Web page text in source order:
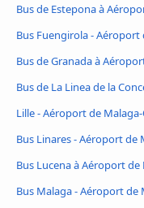
Bus de Estepona à
Bus Fuengirola - Aéroport
Bus de Granada à
Bus de La Linea de la
Lille - Aéroport de
Bus Linares - Aéroport de
Bus Lucena à Aéroport de
Bus Malaga - Aéroport de